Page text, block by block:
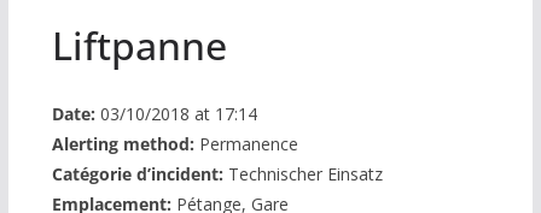
Liftpanne
Date: 03/10/2018 at 17:14
Alerting method: Permanence
Catégorie d’incident: Technischer Einsatz
Emplacement: Pétange, Gare